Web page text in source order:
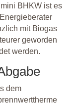
BHKW ist es
mit Biogas
geworden
werden.
dem